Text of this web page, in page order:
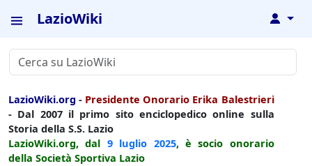
LazioWiki ↓
LazioWiki.org - Presidente Onorario Erika Balestrieri
- Dal 2007 il primo sito enciclopedico online sulla
Storia della S.S. Lazio
LazioWiki.org, dal 9 luglio 2025, è socio onorario
della Società Sportiva Lazio